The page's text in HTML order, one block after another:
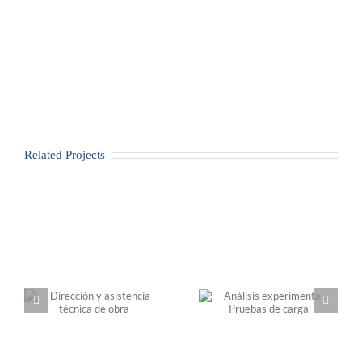
Related Projects
Análisis experimental.
Estudios de patologías